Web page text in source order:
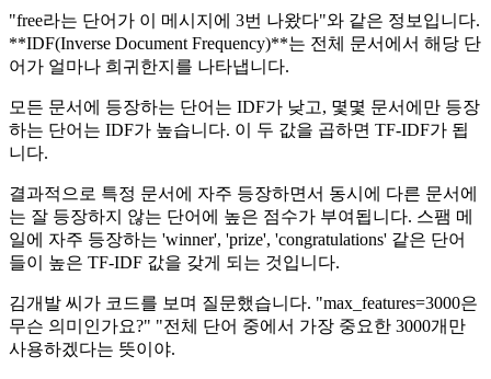
"free라는 단어가 이 메시지에 3번 나왔다"와 같은 정보입니다.
**IDF(Inverse Document Frequency)**는 전체 문서에서 해당 단
어가 얼마나 희귀한지를 나타냅니다.
모든 문서에 등장하는 단어는 IDF가 낮고, 몇몇 문서에만 등장
하는 단어는 IDF가 높습니다. 이 두 값을 곱하면 TF-IDF가 됩
니다.
결과적으로 특정 문서에 자주 등장하면서 동시에 다른 문서에
는 잘 등장하지 않는 단어에 높은 점수가 부여됩니다. 스팸 메
일에 자주 등장하는 'winner', 'prize', 'congratulations' 같은 단어
들이 높은 TF-IDF 값을 갖게 되는 것입니다.
김개발 씨가 코드를 보며 질문했습니다. "max_features=3000은
무슨 의미인가요?" "전체 단어 중에서 가장 중요한 3000개만
사용하겠다는 뜻이야.